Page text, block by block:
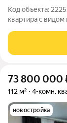
Код объекта:
квартира с
район. Тишина,
73 800 000
112 м² 4-комн.
новостройка